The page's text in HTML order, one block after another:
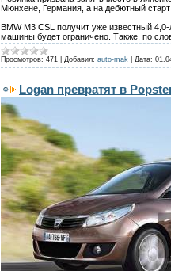
Мюнхене, Германия, а на дебютный
BMW M3 CSL получит уже известный
машины будет ограничено. Также, по
Просмотров: 471 Добавил: auto-mak Дата:
Logan превратят в